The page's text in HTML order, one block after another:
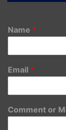
Name *
Email *
Comment or